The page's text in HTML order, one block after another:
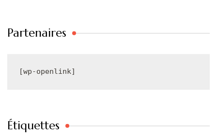
Partenaires
[wp-openlink]
Étiquettes